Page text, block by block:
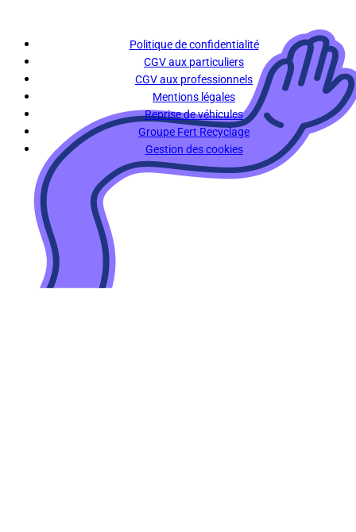
Politique de confidentialité
CGV aux particuliers
CGV aux professionnels
Mentions légales
Reprise de véhicules
Groupe Fert Recyclage
Gestion des cookies